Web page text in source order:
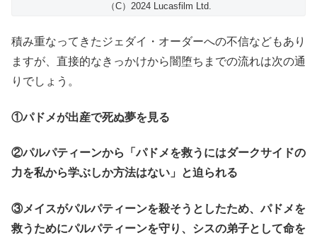
（C）2024 Lucasfilm Ltd.
積み重なってきたジェダイ・オーダーへの不信などもあり
ますが、直接的なきっかけから闇堕ちまでの流れは次の通
りでしょう。
①パドメが出産で死ぬ夢を見る
②パルパティーンから「パドメを救うにはダークサイドの
力を私から学ぶしか方法はない」と迫られる
③メイスがパルパティーンを殺そうとしたため、パドメを
救うためにパルパティーンを守り、シスの弟子として命を